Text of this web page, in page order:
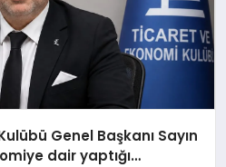
Genel Başkanı Sayın
dair yaptığı